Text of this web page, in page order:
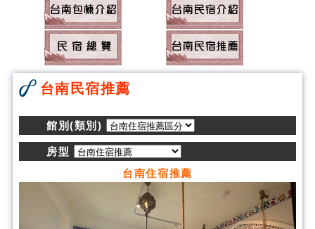
台南民宿推薦
館別(類別)
房型
台南住宿推薦